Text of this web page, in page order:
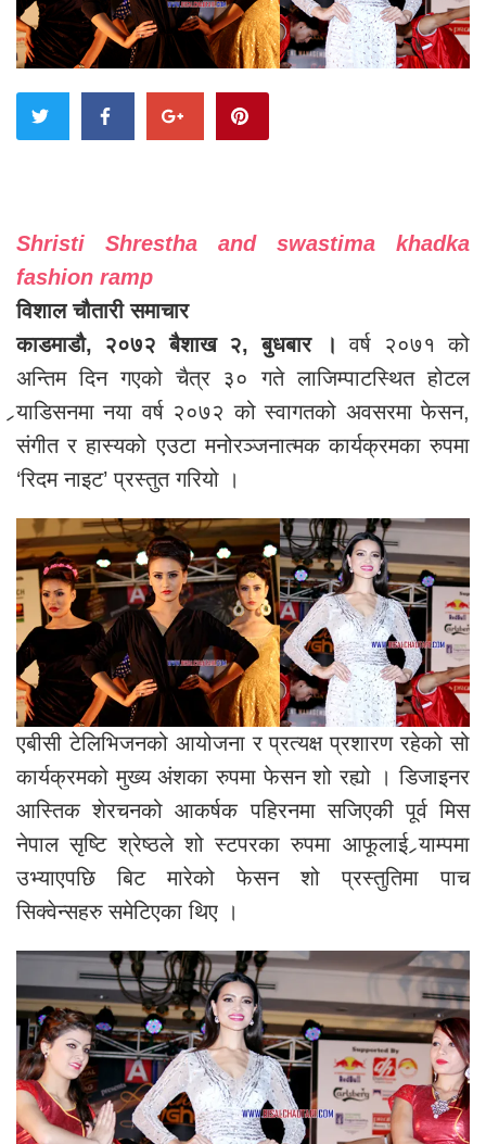
Shristi Shrestha and swastima khadka
fashion ramp
विशाल चौतारी समाचार
काडमाडौ, २०७२ बैशाख २, बुधबार । वर्ष २०७१ को
अन्तिम दिन गएको चैत्र ३० गते लाजिम्पाटस्थित होटल
र्‍याडिसनमा नया वर्ष २०७२ को स्वागतको अवसरमा फेसन,
संगीत र हास्यको एउटा मनोरञ्जनात्मक कार्यक्रमका रुपमा
‘रिदम नाइट’ प्रस्तुत गरियो ।
एबीसी टेलिभिजनको आयोजना र प्रत्यक्ष प्रशारण रहेको सो
कार्यक्रमको मुख्य अंशका रुपमा फेसन शो रह्यो । डिजाइनर
आस्तिक शेरचनको आकर्षक पहिरनमा सजिएकी पूर्व मिस
नेपाल सृष्टि श्रेष्ठले शो स्टपरका रुपमा आफूलाई र्‍याम्पमा
उभ्याएपछि बिट मारेको फेसन शो प्रस्तुतिमा पाच
सिक्वेन्सहरु समेटिएका थिए ।